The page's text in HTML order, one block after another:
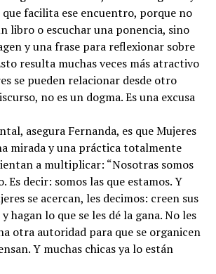
facilita ese encuentro, porque no
libro o escuchar una ponencia, sino
y una frase para reflexionar sobre
resulta muchas veces más atractivo
se pueden relacionar desde otro
no es un dogma. Es una excusa
asegura Fernanda, es que Mujeres
mirada y una práctica totalmente
a multiplicar: “Nosotras somos
Es decir: somos las que estamos. Y
se acercan, les decimos: creen sus
hagan lo que se les dé la gana. No les
otra autoridad para que se organicen
Y muchas chicas ya lo están